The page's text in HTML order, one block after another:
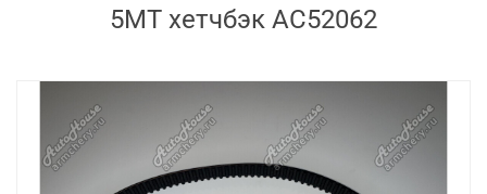
5MT хетчбэк AC52062